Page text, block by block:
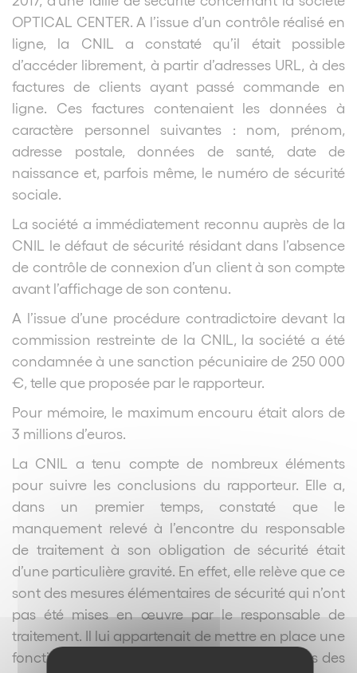
OPTICAL CENTER. A l’issue d’un contrôle réalisé en
ligne, la CNIL a constaté qu’il était possible
d’accéder librement, à partir d’adresses URL, à des
factures de clients ayant passé commande en
ligne. Ces factures contenaient les données à
caractère personnel suivantes : nom, prénom,
adresse postale, données de santé, date de
naissance et, parfois même, le numéro de sécurité
sociale.
La société a immédiatement reconnu auprès de la
CNIL le défaut de sécurité résidant dans l’absence
de contrôle de connexion d’un client à son compte
avant l’affichage de son contenu.
A l’issue d’une procédure contradictoire devant la
commission restreinte de la CNIL, la société a été
condamnée à une sanction pécuniaire de 250 000
€, telle que proposée par le rapporteur.
Pour mémoire, le maximum encouru était alors de
3 millions d’euros.
La CNIL a tenu compte de nombreux éléments
pour suivre les conclusions du rapporteur. Elle a,
dans un premier temps, constaté que le
manquement relevé à l’encontre du responsable
de traitement à son obligation de sécurité était
d’une particulière gravité. En effet, elle relève que ce
sont des mesures élémentaires de sécurité qui n’ont
pas été mises en œuvre par le responsable de
traitement. Il lui appartenait de mettre en place une
fonctionnalité permettant la restriction d’accès des